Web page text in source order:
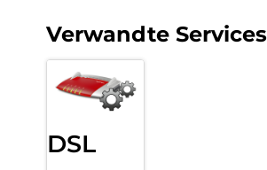
Verwandte Services
DSL